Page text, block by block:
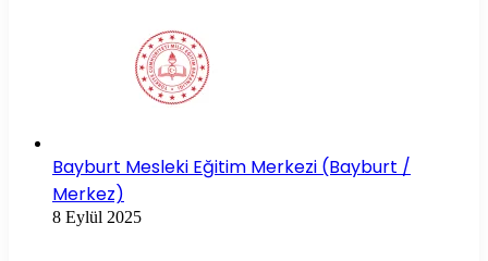
Bayburt Mesleki Eğitim Merkezi (Bayburt /
Merkez)
8 Eylül 2025